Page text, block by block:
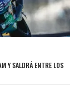
Y SALDRÁ ENTRE LOS